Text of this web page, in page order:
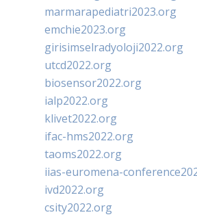
marmarapediatri2023.org
emchie2023.org
girisimselradyoloji2022.org
utcd2022.org
biosensor2022.org
ialp2022.org
klivet2022.org
ifac-hms2022.org
taoms2022.org
iias-euromena-
ivd2022.org
csity2022.org